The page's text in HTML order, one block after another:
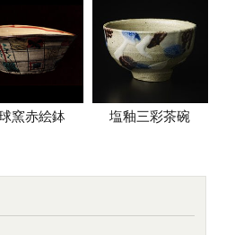
窯赤絵鉢 塩釉三彩茶碗